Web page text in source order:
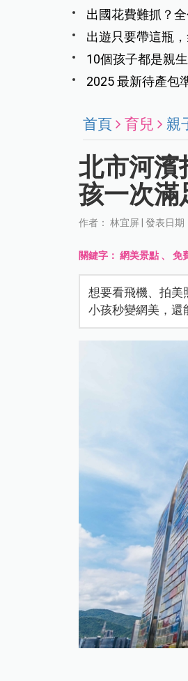
壞」
出國花費難抓？
出遊只要帶這瓶
10個孩子都是親
2025 最新待產包
首頁 育兒 親
北市河濱
孩一次滿
作者： 林宜屏 | 發表日
關鍵字：網美景點 、免
想要看飛機、拍美
小孩秒變網美，還